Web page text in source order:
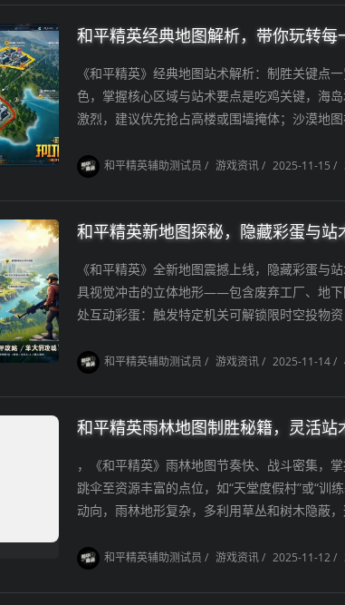
和平精英经典地图解析，带你玩转每
《和平精英》经典地图站术解析：制胜关键点
色，掌握核心区域与站术要点是吃鸡关键，海
激烈，建议优先抢占高楼或围墙掩体；沙漠地
和平精英辅助测试员 / 游戏资讯 / 2025-11-15 /
和平精英新地图探秘，隐藏彩蛋与站
《和平精英》全新地图震撼上线，隐藏彩蛋与
具视觉冲击的立体地形——包含废弃工厂、地
处互动彩蛋：触发特定机关可解锁限时空投物
和平精英辅助测试员 / 游戏资讯 / 2025-11-14 /
和平精英雨林地图制胜秘籍，灵活站
，《和平精英》雨林地图节奏快、战斗密集，
跳伞至资源丰富的点位，如“天堂度假村”或“训
动向，雨林地形复杂，多利用草丛和树木隐蔽
和平精英辅助测试员 / 游戏资讯 / 2025-11-12 /